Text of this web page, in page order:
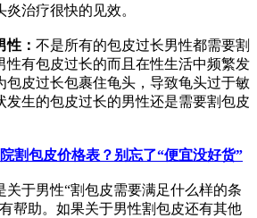
治疗很快的见效。
： 不是所有的包皮过长男性都需要割
性有包皮过长的而且在性生活中频繁发
包皮过长包裹住龟头，导致龟头过于敏
发生的包皮过长的男性还是需要割包皮
割包皮价格表？别忘了“便宜没好货”
于男性“割包皮需要满足什么样的条
帮助。如果关于男性割包皮还有其他